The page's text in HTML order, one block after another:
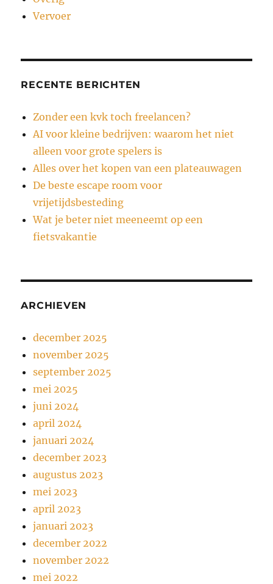
Vervoer
RECENTE BERICHTEN
Zonder een kvk toch freelancen?
AI voor kleine bedrijven: waarom het niet
alleen voor grote spelers is
Alles over het kopen van een plateauwagen
De beste escape room voor
vrijetijdsbesteding
Wat je beter niet meeneemt op een
fietsvakantie
ARCHIEVEN
december 2025
november 2025
september 2025
mei 2025
juni 2024
april 2024
januari 2024
december 2023
augustus 2023
mei 2023
april 2023
januari 2023
december 2022
november 2022
mei 2022